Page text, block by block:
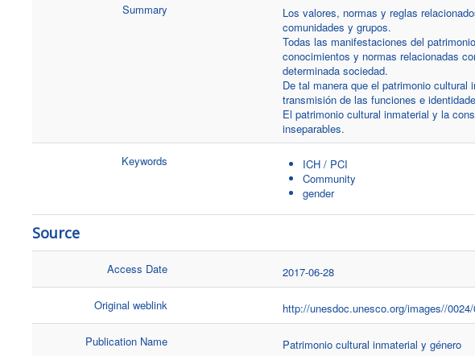
Summary
Los valores, normas y reglas
comunidades y grupos.
Todas las manifestaciones del
conocimientos y normas relacionadas
determinada sociedad.
De tal manera que el patrimonio
transmisión de las funciones e
El patrimonio cultural inmaterial y la
inseparables.
Keywords
ICH / PCI
Community
gender
Source
Access Date 2017-06-28
Original weblink http://unesdoc.unesco.org/images//
Publication Name Patrimonio cultural inmaterial y género